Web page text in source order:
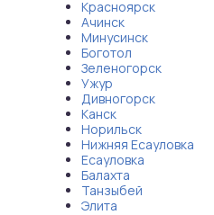
Красноярск
Ачинск
Минусинск
Боготол
Зеленогорск
Ужур
Дивногорск
Канск
Норильск
Нижняя Есауловка
Есауловка
Балахта
Танзыбей
Элита